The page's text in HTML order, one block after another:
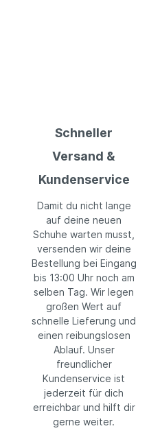
Schneller
Versand &
Kundenservice
Damit du nicht lange
auf deine neuen
Schuhe warten musst,
versenden wir deine
Bestellung bei Eingang
bis 13:00 Uhr noch am
selben Tag. Wir legen
großen Wert auf
schnelle Lieferung und
einen reibungslosen
Ablauf. Unser
freundlicher
Kundenservice ist
jederzeit für dich
erreichbar und hilft dir
gerne weiter.